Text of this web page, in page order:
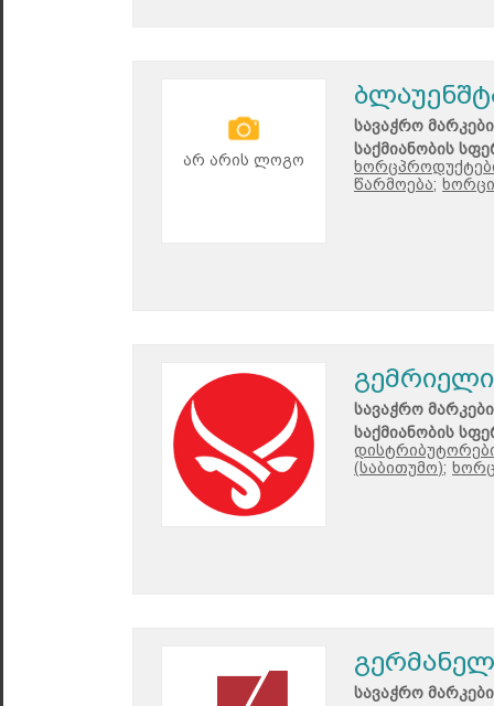
არ არის ლოგო
სავაჭრო
საქმიანობის
წარმოება;
გემრიელი
სავაჭრო
საქმიანობის
(საბითუმო);
სავაჭრო